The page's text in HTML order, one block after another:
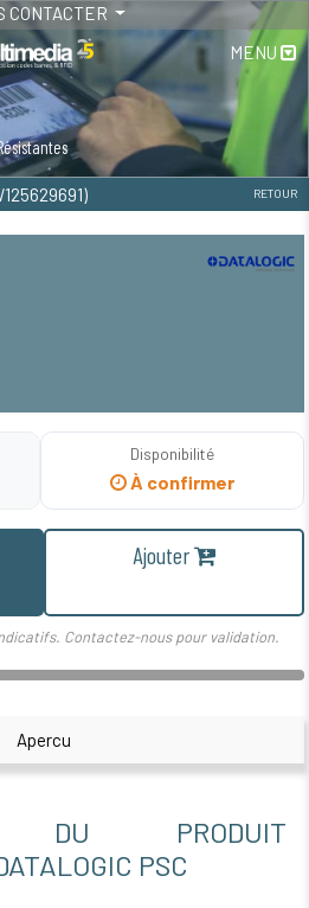
CONTACTER
MENU
RETOUR
Disponibilité
À confirmer
Ajouter
Contactez-nous pour validation.
Apercu
DU PRODUIT
PSC